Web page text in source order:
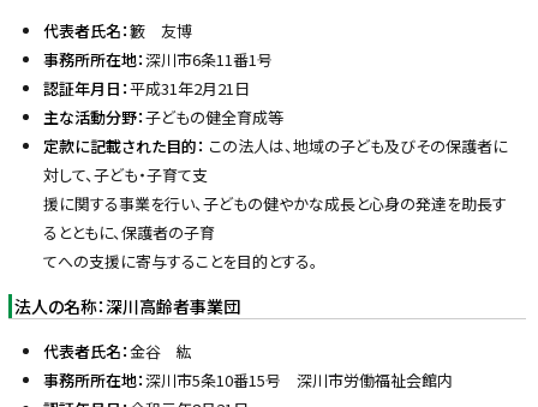
代表者氏名：籔 友博
事務所所在地：深川市6条11番1号
認証年月日：平成31年2月21日
主な活動分野：子どもの健全育成等
定款に記載された目的： この法人は、地域の子ども及びその保護者に
対して、子ども・子育て支
援に関する事業を行い、子どもの健やかな成長と心身の発達を助長す
るとともに、保護者の子育
てへの支援に寄与することを目的とする。
法人の名称：深川高齢者事業団
代表者氏名：金谷 紘
事務所所在地：深川市5条10番15号 深川市労働福祉会館内